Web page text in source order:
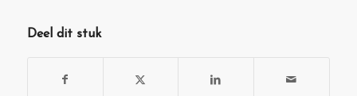
Deel dit stuk